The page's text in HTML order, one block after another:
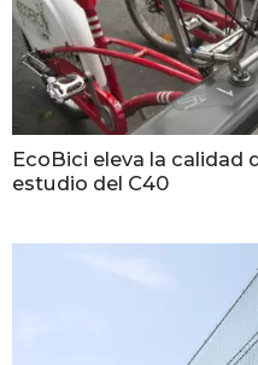
EcoBici eleva la calidad
estudio del C40